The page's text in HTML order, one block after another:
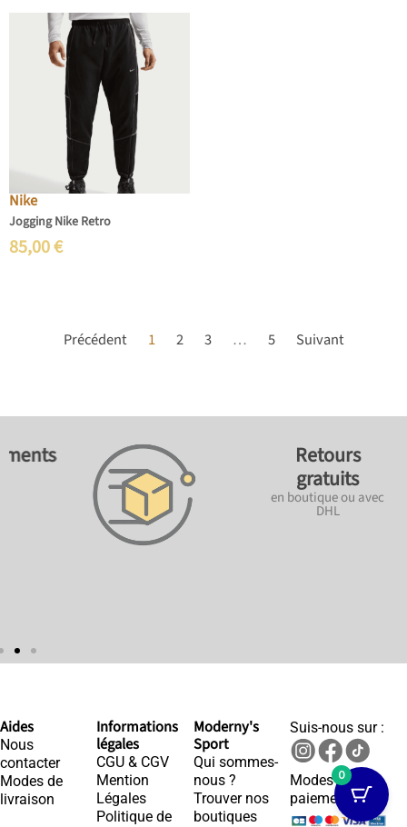
Nike
Jogging Nike Retro
85,00€
Précédent 1 2 3 … 5 Suivant
Retours
gratuits
en boutique ou avec
DHL
Aides
Nous
contacter
Modes de
livraison
Informations
légales
CGU & CGV
Mention
Légales
Politique de
Moderny's
Sport
Qui sommes-
nous ?
Trouver nos
boutiques
Suis-nous sur :
Modes de
paiements :
0